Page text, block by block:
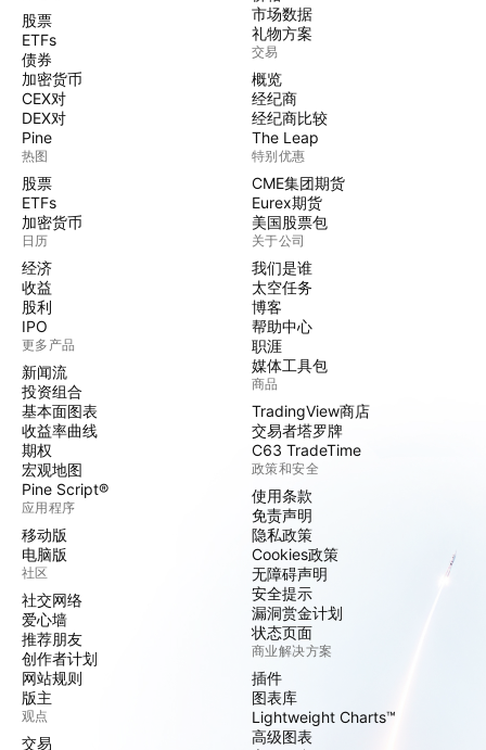
股票
ETFs
债券
加密货币
CEX对
DEX对
Pine
热图
股票
ETFs
加密货币
日历
经济
收益
股利
IPO
更多产品
新闻流
投资组合
基本面图表
收益率曲线
期权
宏观地图
Pine Script®
应用程序
移动版
电脑版
社区
社交网络
爱心墙
推荐朋友
创作者计划
网站规则
版主
观点
交易
市场数据
礼物方案
交易
概览
经纪商
经纪商比较
The Leap
特别优惠
CME集团期货
Eurex期货
美国股票包
关于公司
我们是谁
太空任务
博客
帮助中心
职涯
媒体工具包
商品
TradingView商店
交易者塔罗牌
C63 TradeTime
政策和安全
使用条款
免责声明
隐私政策
Cookies政策
无障碍声明
安全提示
漏洞赏金计划
状态页面
商业解决方案
插件
图表库
Lightweight Charts™
高级图表